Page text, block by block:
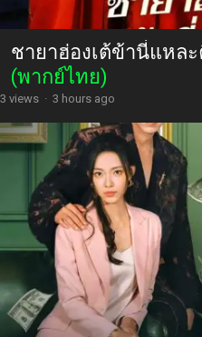
ชายาฮ่องเต้ข้านี่แหล
(พากย์ไทย)
3 views · 3 hours ago